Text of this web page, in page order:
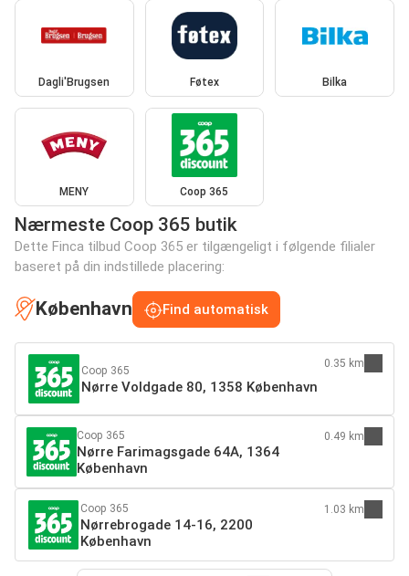
Dagli'Brugsen Føtex Bilka
MENY Coop 365
Nærmeste Coop 365 butik
Dette Finca tilbud Coop 365 er tilgængeligt i følgende filialer
baseret på din indstillede placering:
København Find automatisk
Coop 365
Nørre Voldgade 80, 1358 København
0.35 km
Coop 365
Nørre Farimagsgade 64A, 1364
København
0.49 km
Coop 365
Nørrebrogade 14-16, 2200
København
1.03 km